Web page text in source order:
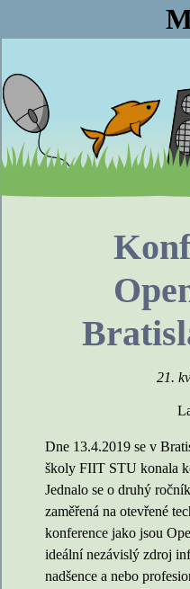
21.
Dne 13.4.2019 se v
školy FIIT STU konala
Jednalo se o druhý
zaměřená na otevřené
konference jako jsou
ideální nezávislý zdroj
nadšence a nebo